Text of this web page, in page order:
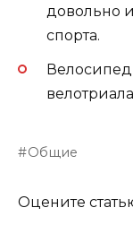
довольно
спорта.
Общие
Оцените